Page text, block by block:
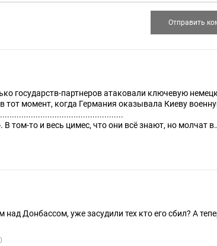
государств-партнеров атаковали ключевую
тот момент, когда Германия оказывала Киеву
над Донбассом, уже засудили тех кто его сбил? А